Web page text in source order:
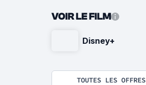
VOIR LE FILM
Disney+
TOUTES LES